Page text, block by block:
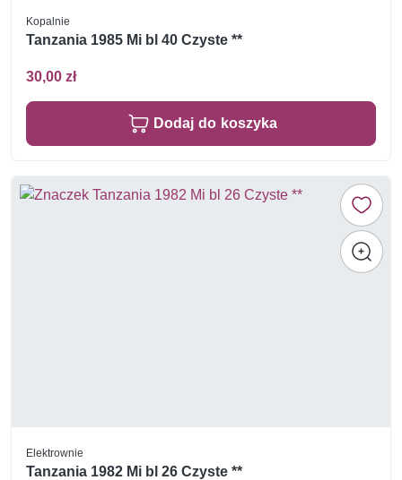
Kopalnie
Tanzania 1985 Mi bl 40 Czyste **
30,00 zł
Dodaj do koszyka
Elektrownie
Tanzania 1982 Mi bl 26 Czyste **